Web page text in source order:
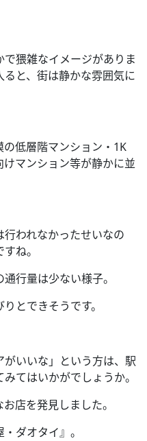
で猥雑なイメージがありま
と、街は静かな雰囲気に
低層階マンション・ 1K
マンション等が静かに並
われなかったせいなの
ね。
行量は少ない様子。
とできそうです。
がいいな」という方は、駅
てはいかがでしょうか。
店を発見しました。
ダオタイ』。